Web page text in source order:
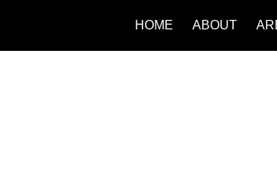
HOME ABOUT